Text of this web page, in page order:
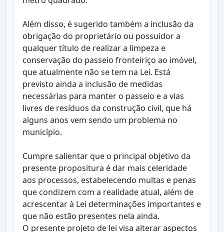
Além disso, é sugerido também a inclusão da
obrigação do proprietário ou possuidor a
qualquer título de realizar a limpeza e
conservação do passeio fronteiriço ao imóvel,
que atualmente não se tem na Lei. Está
previsto ainda a inclusão de medidas
necessárias para manter o passeio e a vias
livres de resíduos da construção civil, que há
alguns anos vem sendo um problema no
município.
Cumpre salientar que o principal objetivo da
presente propositura é dar mais celeridade
aos processos, estabelecendo multas e penas
que condizem com a realidade atual, além de
acrescentar à Lei determinações importantes e
que não estão presentes nela ainda.
O presente projeto de lei visa alterar aspectos